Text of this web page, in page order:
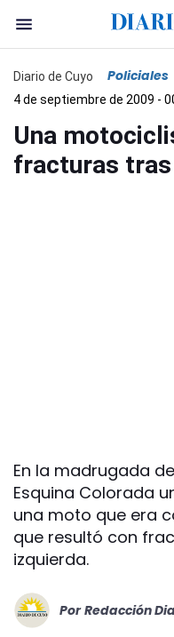
Diario de Cuyo Policiales
4 de septiembre de 2009 -
Una
fracturas
En la madrugada
Esquina Colorada
una moto que era
que resultó con
izquierda.
Por Redacción